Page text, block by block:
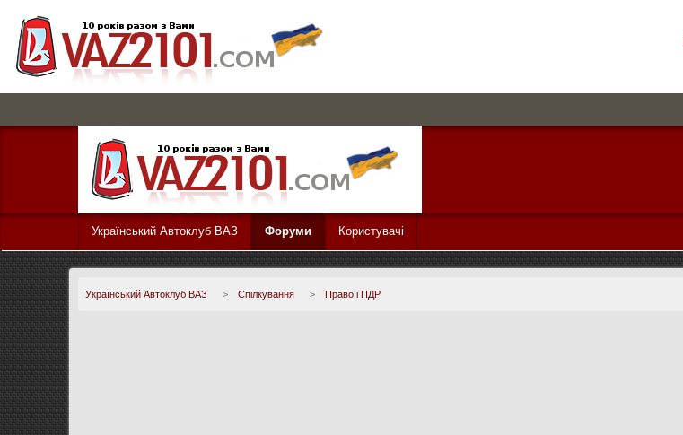
Український Автоклуб ВАЗ Форуми Користувачі
Український Автоклуб ВАЗ > Спілкування > Право і ПДР